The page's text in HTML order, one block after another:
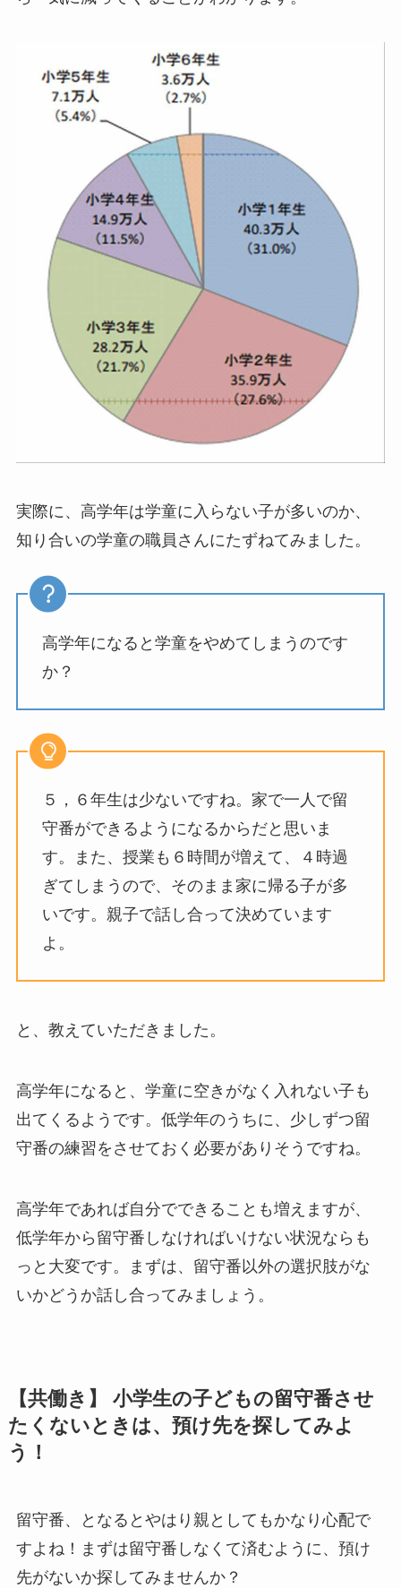
実際に、高学年は学童に入らない子が多いのか、
知り合いの学童の職員さんにたずねてみました。
高学年になると学童をやめてしまうのです
か？
５，６年生は少ないですね。家で一人で留
守番ができるようになるからだと思いま
す。また、授業も６時間が増えて、４時過
ぎてしまうので、そのまま家に帰る子が多
いです。親子で話し合って決めています
よ。
と、教えていただきました。
高学年になると、学童に空きがなく入れない子も
出てくるようです。低学年のうちに、少しずつ留
守番の練習をさせておく必要がありそうですね。
高学年であれば自分でできることも増えますが、
低学年から留守番しなければいけない状況ならも
っと大変です。まずは、留守番以外の選択肢がな
いかどうか話し合ってみましょう。
【共働き】 小学生の子どもの留守番させ
たくないときは、預け先を探してみよ
う！
留守番、となるとやはり親としてもかなり心配で
すよね！まずは留守番しなくて済むように、預け
先がないか探してみませんか？